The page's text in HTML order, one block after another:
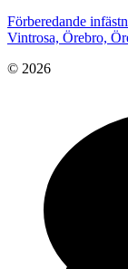
Förberedande
Vintrosa, Örebro,
© 2026